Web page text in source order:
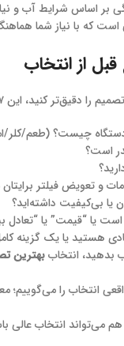
که با نیاز شما
از انتخاب
کنید، این ۷ سؤال را جواب بدهید:
چیست؟ (طعم/کلر/
است؟
و تعویض فیلتر
یا بی‌کیفیت داشته‌اید؟
یا “قیمت” یا “تعادل
هستید یا یک گزینه
بدهید، انتخاببهترین
انتخاب را می‌گوییم؛